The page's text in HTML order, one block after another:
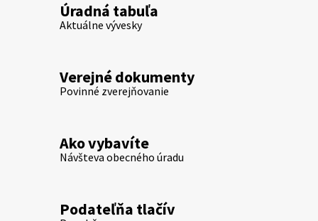
Úradná tabuľa
Aktuálne vývesky
Verejné dokumenty
Povinné zverejňovanie
Ako vybavíte
Návšteva obecného úradu
Podateľňa tlačív